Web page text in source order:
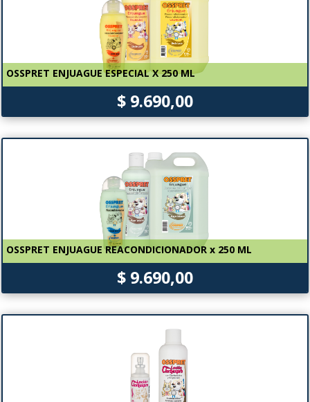
OSSPRET ENJUAGUE ESPECIAL X 250 ML
$ 9.690,00
OSSPRET ENJUAGUE REACONDICIONADOR x 250 ML
$ 9.690,00